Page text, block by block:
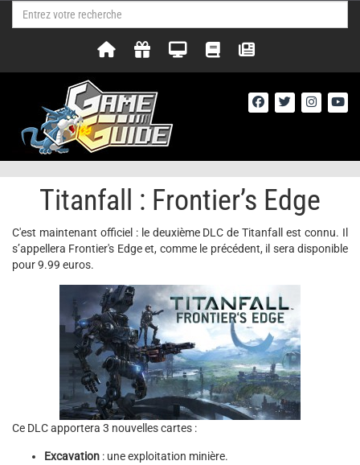
Titanfall : Frontier’s Edge
C'est maintenant officiel : le deuxième DLC de Titanfall est connu. Il
s’appellera Frontier's Edge et, comme le précédent, il sera disponible
pour 9.99 euros.
Ce DLC apportera 3 nouvelles cartes :
Excavation : une exploitation minière.